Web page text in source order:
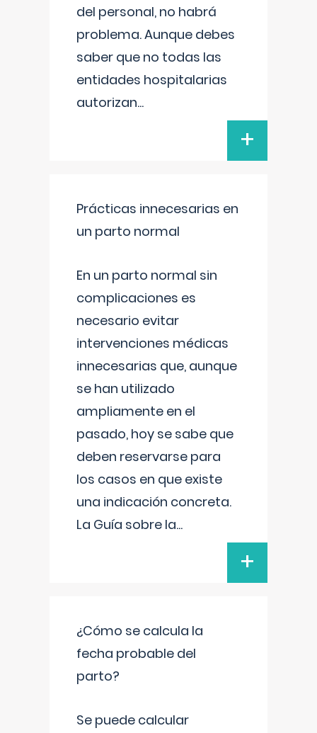
del personal, no habrá
problema. Aunque debes
saber que no todas las
entidades hospitalarias
autorizan...
+
Prácticas innecesarias en
un parto normal
En un parto normal sin
complicaciones es
necesario evitar
intervenciones médicas
innecesarias que, aunque
se han utilizado
ampliamente en el
pasado, hoy se sabe que
deben reservarse para
los casos en que existe
una indicación concreta.
La Guía sobre la...
+
¿Cómo se calcula la
fecha probable del
parto?
Se puede calcular